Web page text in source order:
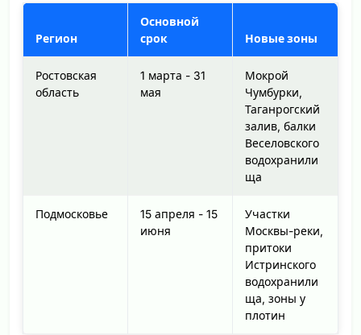
Регион
Основной
срок
Новые зоны
Ростовская
область
1 марта - 31
мая
Мокрой
Чумбурки,
Таганрогский
залив, балки
Веселовского
водохранили
ща
Подмосковье
15 апреля - 15
июня
Участки
Москвы-реки,
притоки
Истринского
водохранили
ща, зоны у
плотин